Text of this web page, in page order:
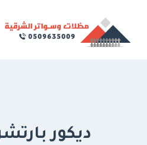
المحتوى
ديكور